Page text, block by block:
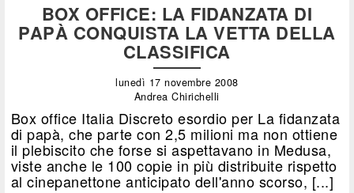
BOX OFFICE: LA FIDANZATA DI
PAPÀ CONQUISTA LA VETTA DELLA
CLASSIFICA
lunedì 17 novembre 2008
Andrea Chirichelli
Box office Italia Discreto esordio per La fidanzata
di papà, che parte con 2,5 milioni ma non ottiene
il plebiscito che forse si aspettavano in Medusa,
viste anche le 100 copie in più distribuite rispetto
al cinepanettone anticipato dell'anno scorso, [...]